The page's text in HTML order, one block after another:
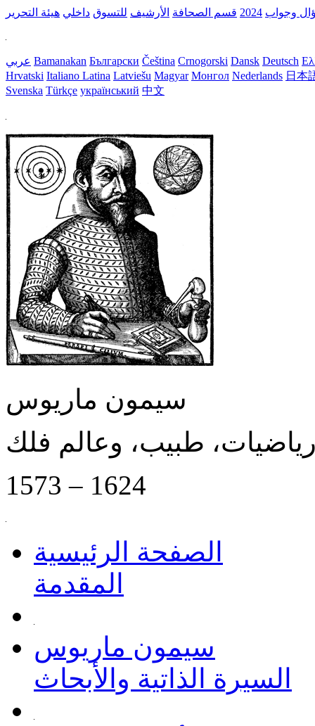
وجواب 2024 قسم الصحافة الأرشيف للتسوق داخلي هيئة التحرير
عربي Bamanakan Български Čeština Crnogorski Dansk Deutsch
Hrvatski Italiano Latina Latviešu Magyar Монгол Nederlands 日本
Svenska Türkçe український 中文
سيمون ماريوس
طبيب، وعالم فلك
1573 – 1624
الصفحة الرئيسية
المقدمة
سيمون ماريوس
السيرة الذاتية والأبحاث